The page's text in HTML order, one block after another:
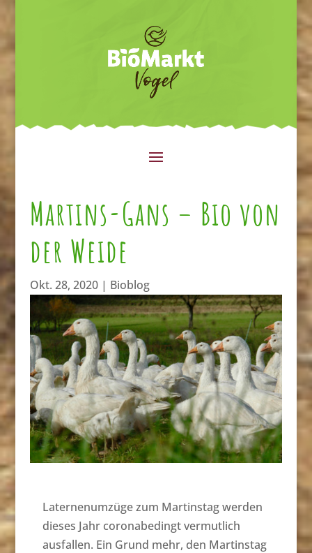
Martins-Gans – Bio von
der Weide
Okt. 28, 2020| Bioblog
Laternenumzüge zum Martinstag werden
dieses Jahr coronabedingt vermutlich
ausfallen. Ein Grund mehr, den Martinstag